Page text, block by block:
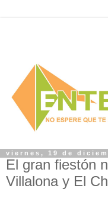
viernes, 19 de
El gran fiestón
Villalona y El